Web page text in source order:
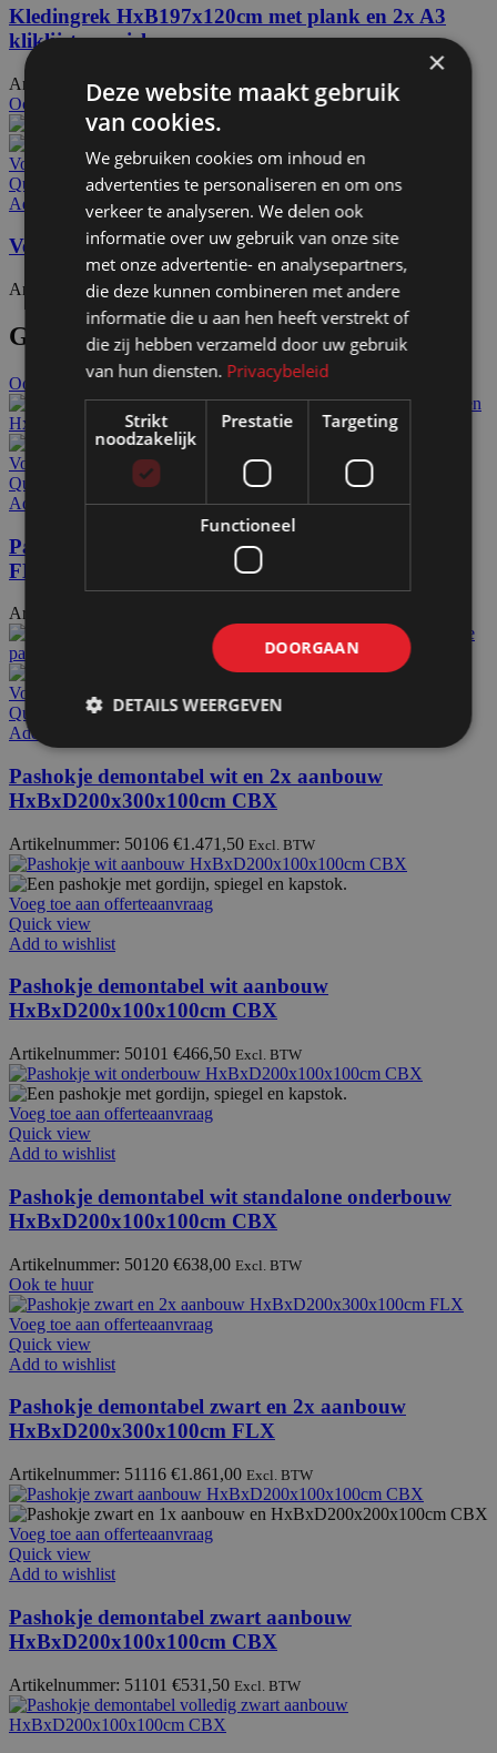
Kledingrek HxB197x120cm met plank en 2x A3
kliklijst op wielen
Artikelnummer: 50550€254,00 Excl. BTW
Ook te huur
Voeg toe aan offerteaanvraag
Quick view
Add to wishlist
Verlichting LED-tube tbv stemhok of pashokje
Artikelnummer: 70220€49,90 Excl. BTW
Gerelateerde producten
Ook te huur
Voeg toe aan offerteaanvraag
Quick view
Add to wishlist
Pashokje demontabel wit HxBxD200x100x100cm
FLX
Artikelnummer: 50110
Voeg toe aan offerteaanvraag
Quick view
Add to wishlist
Pashokje demontabel wit en 2x aanbouw
HxBxD200x300x100cm CBX
Artikelnummer: 50106 €1.471,50 Excl. BTW
Voeg toe aan offerteaanvraag
Quick view
Add to wishlist
Pashokje demontabel wit aanbouw
HxBxD200x100x100cm CBX
Artikelnummer: 50101 €466,50 Excl. BTW
Voeg toe aan offerteaanvraag
Quick view
Add to wishlist
Pashokje demontabel wit standalone onderbouw
HxBxD200x100x100cm CBX
Artikelnummer: 50120 €638,00 Excl. BTW
Ook te huur
Voeg toe aan offerteaanvraag
Quick view
Add to wishlist
Pashokje demontabel zwart en 2x aanbouw
HxBxD200x300x100cm FLX
Artikelnummer: 51116 €1.861,00 Excl. BTW
Voeg toe aan offerteaanvraag
Quick view
Add to wishlist
Pashokje demontabel zwart aanbouw
HxBxD200x100x100cm CBX
Artikelnummer: 51101 €531,50 Excl. BTW
×
Deze website maakt gebruik
van cookies.
We gebruiken cookies om inhoud en
advertenties te personaliseren en om ons
verkeer te analyseren. We delen ook
informatie over uw gebruik van onze site
met onze advertentie- en analysepartners,
die deze kunnen combineren met andere
informatie die u aan hen heeft verstrekt of
die zij hebben verzameld door uw gebruik
van hun diensten. Privacybeleid
Strikt
noodzakelijk
Prestatie Targeting
Functioneel
DOORGAAN
DETAILS WEERGEVEN